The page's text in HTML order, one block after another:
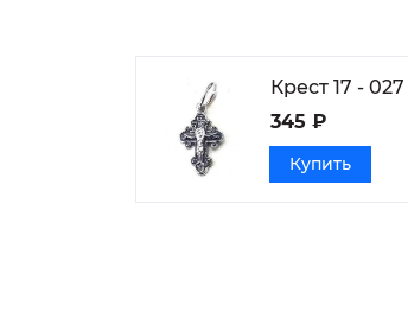
345 ₽
Купить